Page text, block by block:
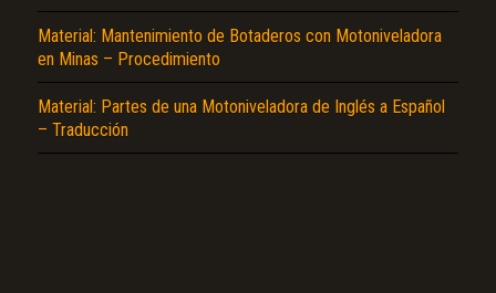
Material: Mantenimiento de Botaderos con Motoniveladora
en Minas – Procedimiento
Material: Partes de una Motoniveladora de Inglés a Español
– Traducción
Texto o Imagen de portada son erróneos.
No carga o no se visualiza el contenido.